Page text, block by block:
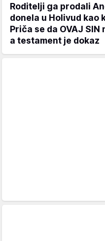
Roditelji ga prodali
donela u Holivud kao
Priča se da OVAJ
a testament je dokaz